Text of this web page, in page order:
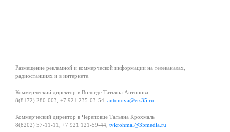
Размещение рекламной и коммерческой информации на телеканалах,
радиостанциях и в интернете.
Коммерческий директор в Вологде Татьяна Антонова
8(8172) 280-003, +7 921 235-03-54, antonova@ers35.ru
Коммерческий директор в Череповце Татьяна Крохмаль
8(8202) 57-11-11, +7 921 121-59-44, tvkrohmal@35media.ru